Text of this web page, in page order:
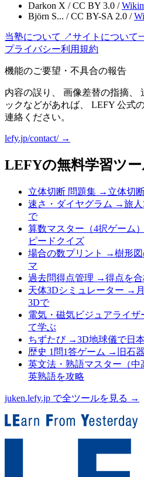
Darkon X /CC BY 3.0 /
Björn S... /CC BY-SA 2.0 /
当塾について ↗サイトについて
プライバシー利用規約
機能のご要望・不具合の報告
内容の誤り、 画像差替の指摘、
ックなどがあれば、 LEFY 公式
連絡ください。
lefy.jp/contact/ →
LEFYの無料学習ツ
立体切断 問題集 → 立体切
速さ・ダイヤグラム →旅
で
算数マスター（4択ゲーム）
ピードクイズ
場合の数プリント
→樹形
マ
過去問得点管理 →得点を
天体3Dシミュレーター →
3Dで
電気・磁気ビジュアライザ
て学ぶ
ちずたび→3D地球儀で日
歴史 1問1答ゲーム → 旧石
英文法・熟語マスター（中
英熟語を攻略
juken.lefy.jp で全ツールを見る →